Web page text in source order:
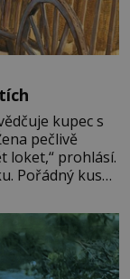
kupec s
pečlivě
loket,“ prohlásí.
Pořádný kus
švadlena
podívejte.“